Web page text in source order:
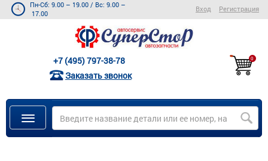
Пн-Сб: 9.00 – 19.00 / Вс: 9.00 –
17.00
Вход Регистрация
+7 (495) 797-38-78
Заказать звонок
0